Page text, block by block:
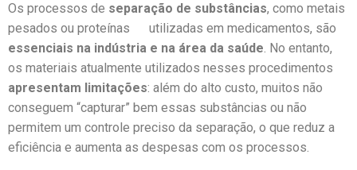
Os processos de separação de substâncias, como metais
pesados ou proteínas utilizadas em medicamentos, são
essenciais na indústria e na área da saúde. No entanto,
os materiais atualmente utilizados nesses procedimentos
apresentam limitações: além do alto custo, muitos não
conseguem “capturar” bem essas substâncias ou não
permitem um controle preciso da separação, o que reduz a
eficiência e aumenta as despesas com os processos.